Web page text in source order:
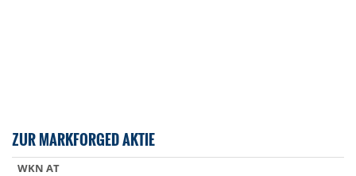
ZUR MARKFORGED AKTIE
WKN AT